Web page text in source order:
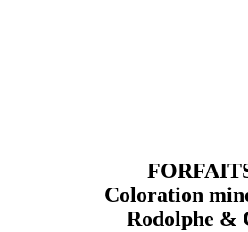
Coloration
Rodolphe &